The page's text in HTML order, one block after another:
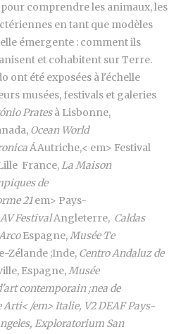
comprendre les animaux, les
en tant que modèles
émergente : comment ils
et cohabitent sur Terre.
ont été exposées à l'échelle
musées, festivals et galeries
Pratesà Lisbonne,
Ocean World
ÁAutriche,< em> Festival
France,La Maison
de
21em> Pays-
AV FestivalAngleterre, Caldas
Espagne,Musée Te
Zélande ;Inde, Centro Andaluz de
Espagne,Musée
contemporain ;nea de
Arti< /em> Italie, V2 DEAFPays-
Exploratorium San